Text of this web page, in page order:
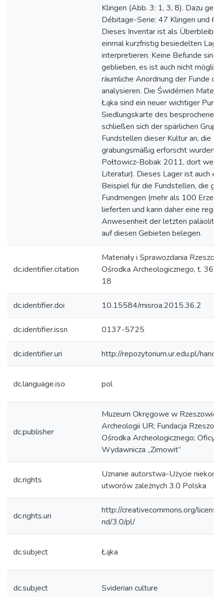
Klingen (Abb. 3: 1, 3, 8). Dazu
Débitage-Serie: 47 Klingen und
Dieses Inventar ist als
einmal kurzfristig besiedelten
interpretieren. Keine Befunde sind
geblieben, es ist auch nicht
räumliche Anordnung der Funde
analysieren. Die Świdérrien
Łąka sind ein neuer wichtiger
Siedlungskarte des besprochenen
schließen sich der spärlichen
Fundstellen dieser Kultur an, die
grabungsmäßig erforscht wurden
Połtowicz-Bobak 2011, dort
Literatur). Dieses Lager ist auch
Beispiel für die Fundstellen, die
Fundmengen (mehr als 100
lieferten und kann daher eine
Anwesenheit der letzten
auf diesen Gebieten belegen.
dc.identifier.citation
Materiały i Sprawozdania
Ośrodka Archeologicznego, t. 36/
18
dc.identifier.doi 10.15584/misroa.2015.36.2
dc.identifier.issn 0137-5725
dc.identifier.uri http://repozytorium.ur.edu.pl/
dc.language.iso pol
dc.publisher
Muzeum Okręgowe w
Archeologii UR; Fundacja
Ośrodka Archeologicznego;
Wydawnicza „Zimowit”
dc.rights
Uznanie autorstwa-Użycie
utworów zależnych 3.0 Polska
dc.rights.uri
http://creativecommons.org/
nd/3.0/pl/
dc.subject Łąka
dc.subject Sviderian culture